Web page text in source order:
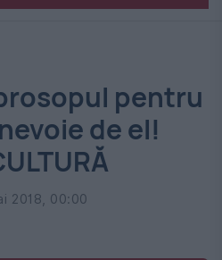
pentru
de el!
2018, 00:00